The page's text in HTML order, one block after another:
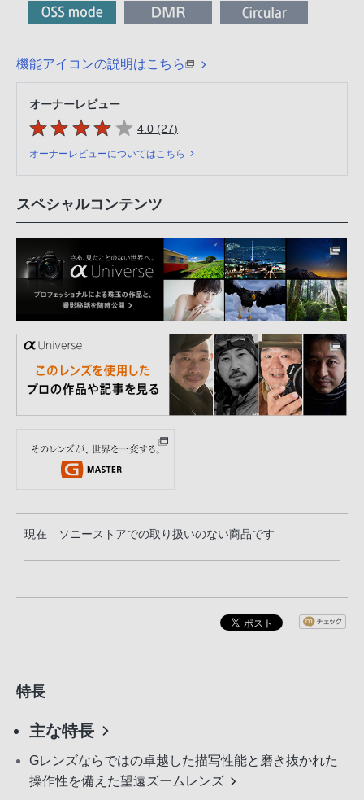
機能アイコンの説明はこちら
オーナーレビュー
5つの星のうち
4.0 (27件のレビュー
)
オーナーレビューについてはこちら
スペシャルコンテンツ
現在 ソニーストアでの取り扱いのない商品です
特長
主な特長
Gレンズならではの卓越した描写性能と磨き抜かれた
操作性を備えた望遠ズームレンズ